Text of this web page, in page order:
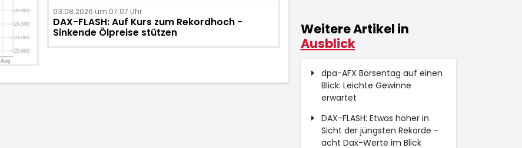
03.08.2026 um 07:07 Uhr
DAX-FLASH: Auf Kurs zum Rekordhoch -
Sinkende Ölpreise stützen
Weitere Artikel in
Ausblick
dpa-AFX Börsentag auf einen
Blick: Leichte Gewinne
erwartet
DAX-FLASH: Etwas höher in
Sicht der jüngsten Rekorde -
acht Dax-Werte im Blick